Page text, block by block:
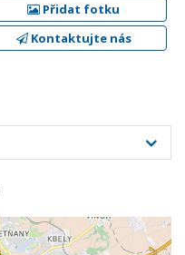
Přidat fotku
Kontaktujte nás